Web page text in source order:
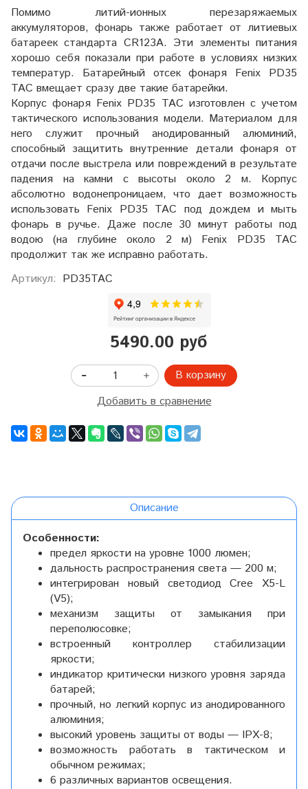
Помимо литий-ионных перезаряжаемых
аккумуляторов, фонарь также работает от литиевых
батареек стандарта CR123A. Эти элементы питания
хорошо себя показали при работе в условиях низких
температур. Батарейный отсек фонаря Fenix PD35
TAC вмещает сразу две такие батарейки.
Корпус фонаря Fenix PD35 TAC изготовлен с учетом
тактического использования модели. Материалом для
него служит прочный анодированный алюминий,
способный защитить внутренние детали фонаря от
отдачи после выстрела или повреждений в результате
падения на камни с высоты около 2 м. Корпус
абсолютно водонепроницаем, что дает возможность
использовать Fenix PD35 TAC под дождем и мыть
фонарь в ручье. Даже после 30 минут работы под
водою (на глубине около 2 м) Fenix PD35 TAC
продолжит так же исправно работать.
Артикул: PD35TAC
5490.00 руб
В корзину
Добавить в сравнение
Описание
Особенности:
предел яркости на уровне 1000 люмен;
дальность распространения света — 200 м;
интегрирован новый светодиод Cree X5-L
(V5);
механизм защиты от замыкания при
переполюсовке;
встроенный контроллер стабилизации
яркости;
индикатор критически низкого уровня заряда
батарей;
прочный, но легкий корпус из анодированного
алюминия;
высокий уровень защиты от воды — IPX-8;
возможность работать в тактическом и
обычном режимах;
6 различных вариантов освещения.